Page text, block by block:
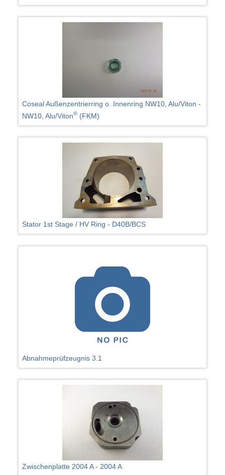
Coseal Außenzentrierring o. Innenring NW10, Alu/Viton -
NW10, Alu/Viton® (FKM)
Stator 1st Stage / HV Ring - D40B/BCS
Abnahmeprüfzeugnis 3.1
Zwischenplatte 2004 A - 2004 A